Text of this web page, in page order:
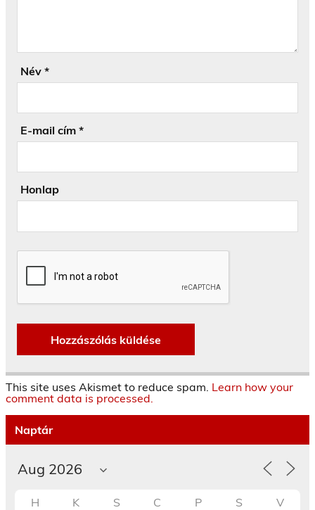
Név *
E-mail cím *
Honlap
This site uses Akismet to reduce spam. Learn how your
comment data is processed.
Naptár
H K S C P S V